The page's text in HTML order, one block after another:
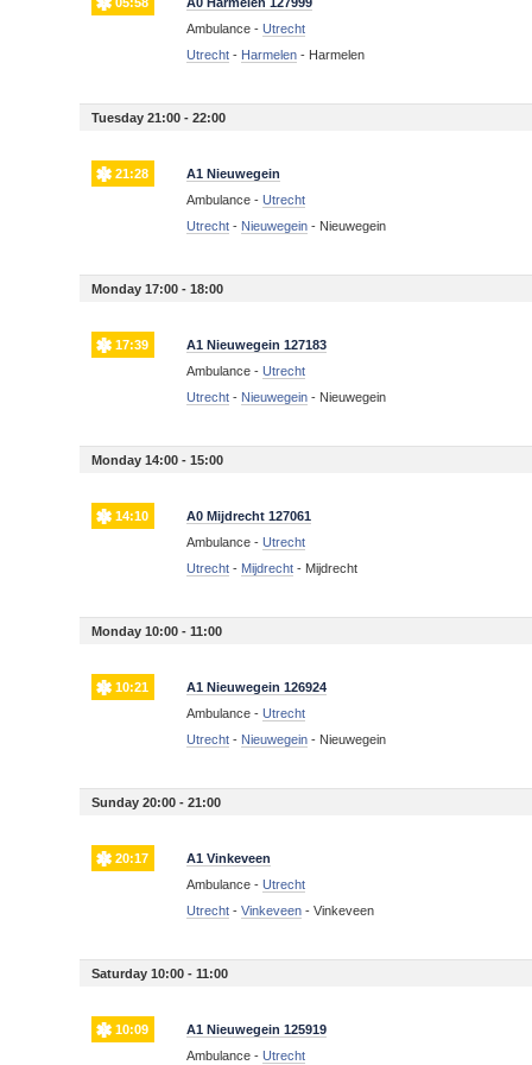
Ambulance -Utrecht
Utrecht - Harmelen - Harmelen
Tuesday 21:00 - 22:00
21:28
A1 Nieuwegein
Ambulance -Utrecht
Utrecht - Nieuwegein - Nieuwegein
Monday 17:00 - 18:00
17:39
A1 Nieuwegein 127183
Ambulance -Utrecht
Utrecht - Nieuwegein - Nieuwegein
Monday 14:00 - 15:00
14:10
A0 Mijdrecht 127061
Ambulance -Utrecht
Utrecht - Mijdrecht - Mijdrecht
Monday 10:00 - 11:00
10:21
A1 Nieuwegein 126924
Ambulance -Utrecht
Utrecht - Nieuwegein - Nieuwegein
Sunday 20:00 - 21:00
20:17
A1 Vinkeveen
Ambulance -Utrecht
Utrecht -Vinkeveen -Vinkeveen
Saturday 10:00 - 11:00
10:09
A1 Nieuwegein 125919
Ambulance -Utrecht